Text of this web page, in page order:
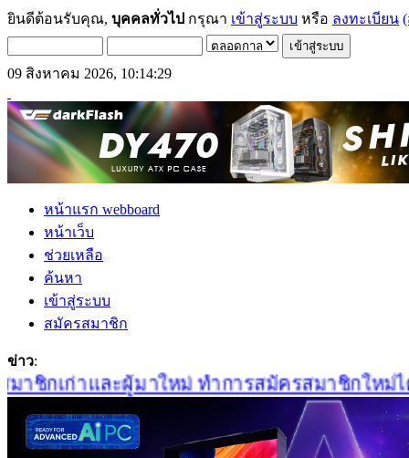
ยินดีต้อนรับคุณ, บุคคลทั่วไป กรุณา เข้าสู่ระบบ หรือ ลงทะเบียน
09 สิงหาคม 2026, 10:14:29
หน้าแรก webboard
หน้าเว็บ
ช่วยเหลือ
ค้นหา
เข้าสู่ระบบ
สมัครสมาชิก
ข่าว:
ชิกเก่าและผู้มาใหม่ ทำการสมัครสมาชิกใหม่ได้